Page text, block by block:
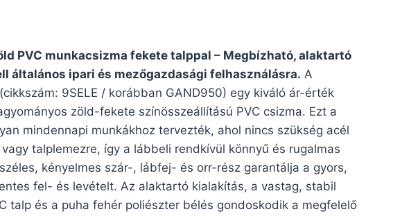
PVC munkacsizma fekete talppal – Megbízható, alaktartó
általános ipari és mezőgazdasági felhasználásra. A
9SELE / korábban GAND950) egy kiváló ár-érték
zöld-fekete színösszeállítású PVC csizma. Ezt a
mindennapi munkákhoz tervezték, ahol nincs szükség acél
talplemezre, így a lábbeli rendkívül könnyű és rugalmas
kényelmes szár-, lábfej- és orr-rész garantálja a gyors,
fel- és levételt. Az alaktartó kialakítás, a vastag, stabil
talp és a puha fehér poliészter bélés gondoskodik a megfelelő